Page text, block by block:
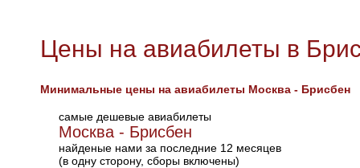
Цены на авиабилеты в
Минимальные цены на авиабилеты Москва - Брисбен
самые дешевые авиабилеты
Москва - Брисбен
найденые нами за последние 12 месяцев
(в одну сторону, сборы включены)